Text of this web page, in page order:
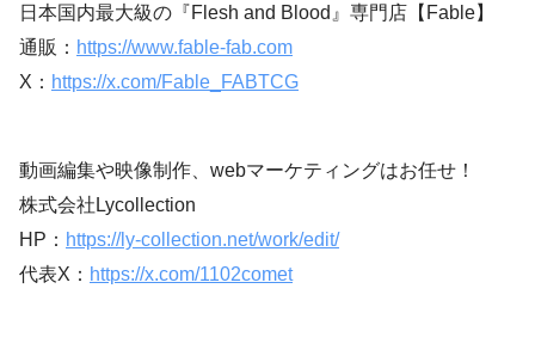
日本国内最大級の『Flesh and Blood』専門店【Fable】
通販： https://www.fable-fab.com
X： https://x.com/Fable_FABTCG
動画編集や映像制作、webマーケティングはお任せ！
株式会社Lycollection
HP： https://ly-collection.net/work/edit/
代表X： https://x.com/1102comet